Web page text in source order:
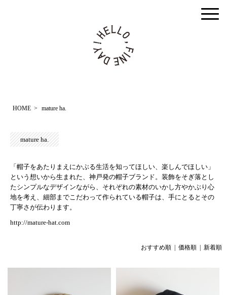
HOME > mature ha.
mature ha.
「帽子をあたりまえにかぶる生活を知ってほしい、楽しんでほしい」
という想いから生まれた、神戸発の帽子ブランド。装飾をそぎ落とし
たシンプルなデザインながら、それぞれの素材のいかし方やかぶり心
地を考え、細部までこだわって作られている帽子は、手にとるとその
丁寧さが伝わります。
http://mature-hat.com
おすすめ順 価格順 | 新着順